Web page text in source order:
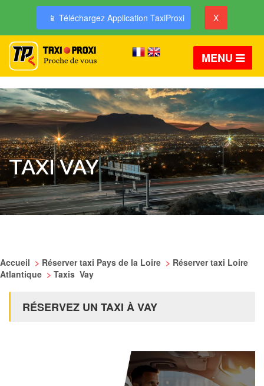
📱 Téléchargez Application TaxiProxi X
MENU
TAXI VAY
Accueil > Réserver taxi Pays de la Loire > Réserver taxi Loire
Atlantique > Taxis Vay
RÉSERVEZ UN TAXI À VAY